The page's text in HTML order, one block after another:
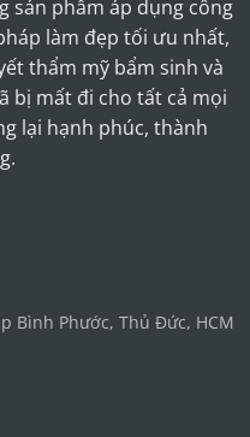
sản phẩm áp dụng công
làm đẹp tối ưu nhất,
thẩm mỹ bẩm sinh và
bị mất đi cho tất cả mọi
lại hạnh phúc, thành
Bình Phước, Thủ Đức, HCM